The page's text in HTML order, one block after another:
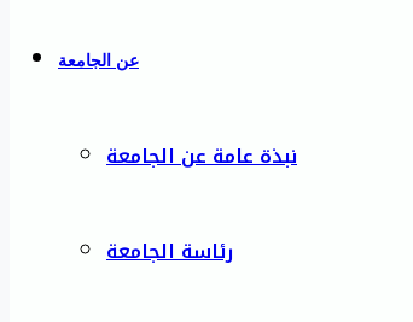
عن الجامعة
نبذة عامة عن الجامعة
رئاسة الجامعة